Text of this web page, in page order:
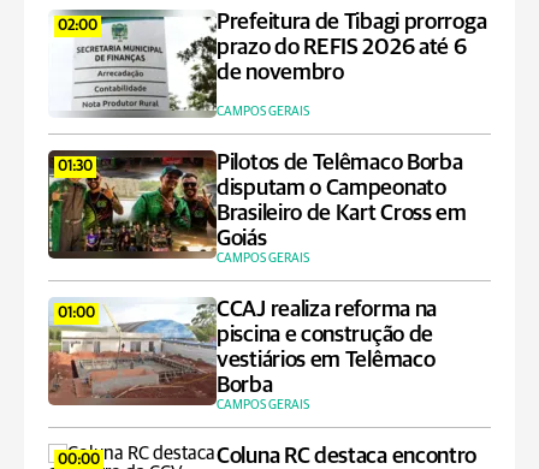
02:00
Prefeitura de Tibagi prorroga
prazo do REFIS 2026 até 6
de novembro
CAMPOS GERAIS
01:30
Pilotos de Telêmaco Borba
disputam o Campeonato
Brasileiro de Kart Cross em
Goiás
CAMPOS GERAIS
01:00
CCAJ realiza reforma na
piscina e construção de
vestiários em Telêmaco
Borba
CAMPOS GERAIS
00:00
Coluna RC destaca encontro